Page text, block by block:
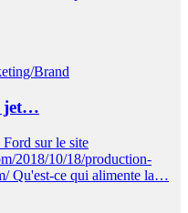
Brand
jet…
sur le site
2018/10/18/production-
Qu'est-ce qui alimente la…